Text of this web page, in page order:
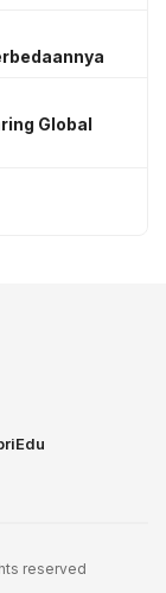
Global
reserved